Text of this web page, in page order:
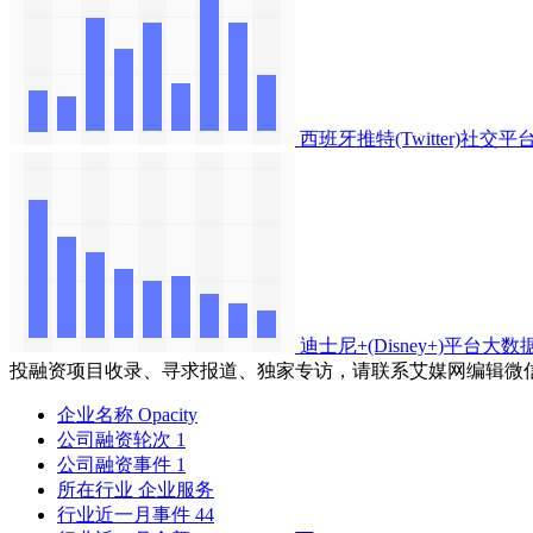
西班牙推特(Twitter)社交平
迪士尼+(Disney+)平台大数
投融资项目收录、寻求报道、独家专访，请联系艾媒网编辑微
企业名称 Opacity
公司融资轮次 1
公司融资事件 1
所在行业 企业服务
行业近一月事件 44